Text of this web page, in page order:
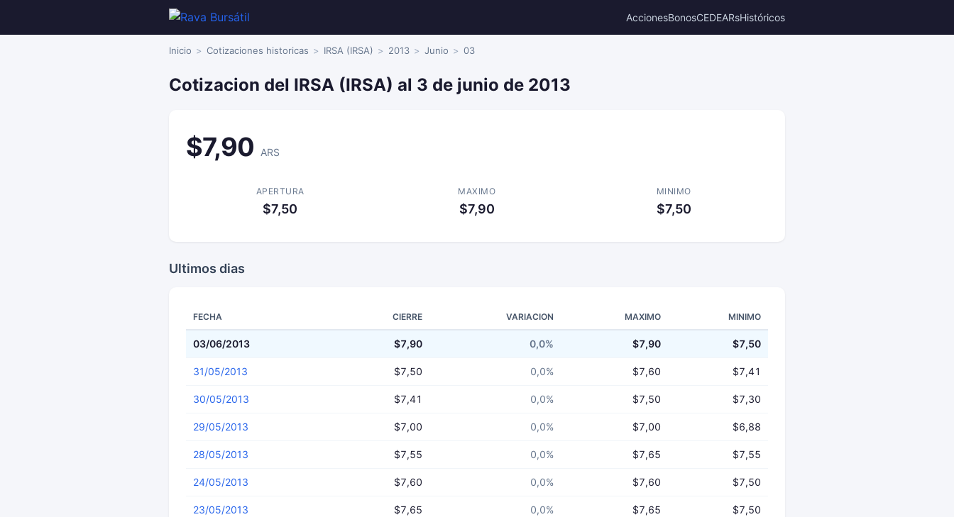
AccionesBonosCEDEARsHistóricos
Inicio Cotizaciones historicas IRSA (IRSA) 2013 Junio 03
Cotizacion del IRSA (IRSA) al 3 de junio de 2013
$7,90 ARS
APERTURA
$7,50
MAXIMO
$7,90
MINIMO
$7,50
Ultimos dias
FECHA CIERRE VARIACION MAXIMO MINIMO
03/06/2013 $7,90 0,0% $7,90 $7,50
31/05/2013 $7,50 0,0% $7,60 $7,41
30/05/2013 $7,41 0,0% $7,50 $7,30
29/05/2013 $7,00 0,0% $7,00 $6,88
28/05/2013 $7,55 0,0% $7,65 $7,55
24/05/2013 $7,60 0,0% $7,60 $7,50
23/05/2013 $7,65 0,0% $7,65 $7,50